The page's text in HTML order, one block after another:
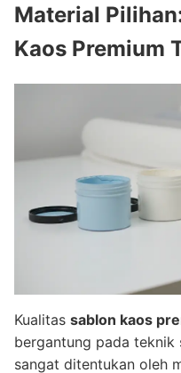
Material
Kaos Premium
Kualitas sablon kaos
bergantung pada teknik
sangat ditentukan oleh